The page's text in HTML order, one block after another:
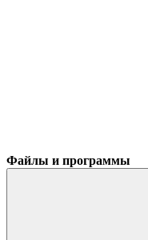
Файлы и программы